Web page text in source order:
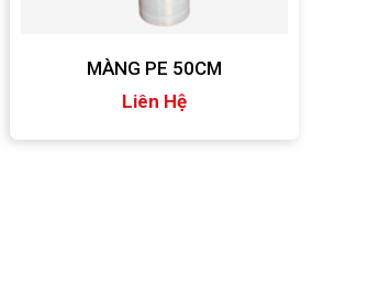
MÀNG PE 50CM
Liên Hệ